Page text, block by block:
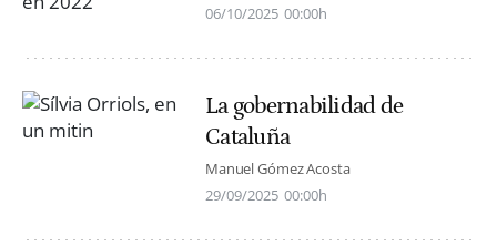
06/10/2025 00:00h
La gobernabilidad de
Cataluña
Manuel Gómez Acosta
29/09/2025 00:00h